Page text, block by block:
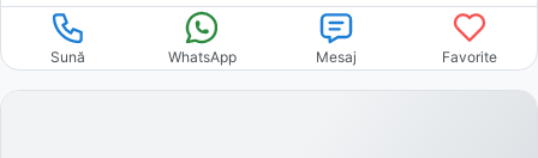
Sună WhatsApp Mesaj Favorite